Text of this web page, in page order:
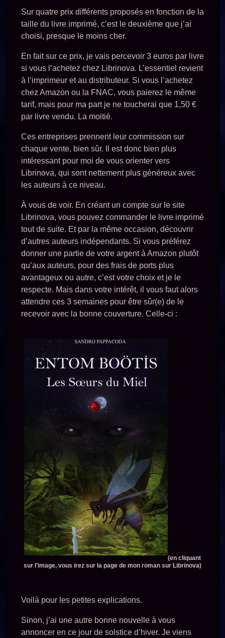
Sur quatre prix différents proposés en fonction de la
taille du livre imprimé, c’est le deuxième que j’ai
choisi, presque le moins cher.
En fait sur ce prix, je vais percevoir 3 euros par livre
si vous l’achetez chez Librinova. L’essentiel revient
à l’imprimeur et au distributeur. Si vous l’achetez
chez Amazon ou la FNAC, vous paierez le même
tarif, mais pour ma part je ne toucherai que 1,50 €
par livre vendu. La moitié.
Ces entreprises prennent leur commission sur
chaque vente, bien sûr. Il est donc bien plus
intéressant pour moi de vous orienter vers
Librinova, qui sont nettement plus généreux avec
les auteurs à ce niveau.
À vous de voir. En créant un compte sur le site
Librinova, vous pouvez commander le livre imprimé
tout de suite. Et par la même occasion, découvrir
d’autres auteurs indépendants. Si vous préférez
donner une partie de votre argent à Amazon plutôt
qu’aux auteurs, pour des frais de ports plus
avantageux ou autre, c’est votre choix et je le
respecte. Mais dans votre intérêt, il vous faut alors
attendre ces 3 semaines pour être sûr(e) de le
recevoir avec la bonne couverture. Celle-ci :
(en cliquant
sur l’image, vous irez sur la page de mon roman sur Librinova)
Voilà pour les petites explications.
Sinon, j’ai une autre bonne nouvelle à vous
annoncer en ce jour de solstice d’hiver. Je viens